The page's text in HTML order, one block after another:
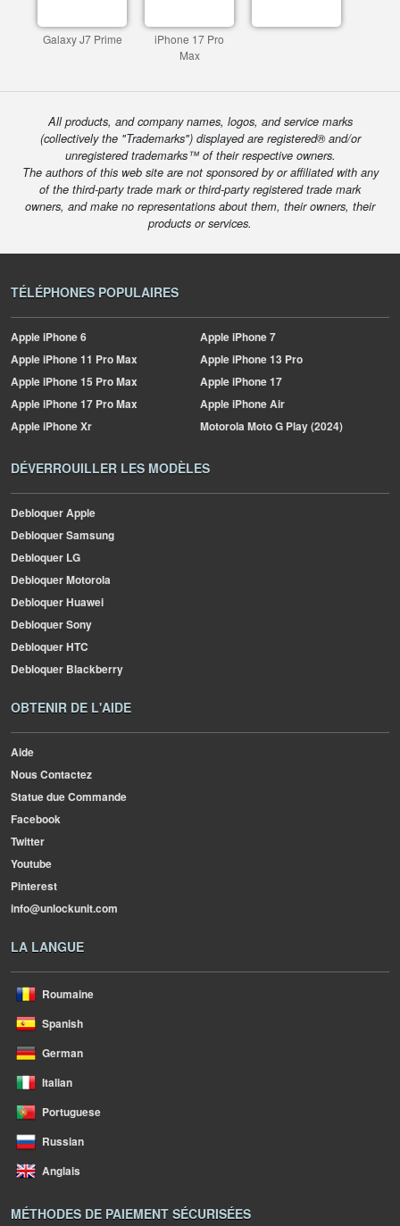
Galaxy J7 Prime
iPhone 17 Pro
Max
All products, and company names, logos, and service marks
(collectively the "Trademarks") displayed are registered® and/or
unregistered trademarks™ of their respective owners.
The authors of this web site are not sponsored by or affiliated with any
of the third-party trade mark or third-party registered trade mark
owners, and make no representations about them, their owners, their
products or services.
TÉLÉPHONES POPULAIRES
AppleiPhone 6 AppleiPhone 7
AppleiPhone 11 Pro Max AppleiPhone 13 Pro
AppleiPhone 15 Pro Max AppleiPhone 17
AppleiPhone 17 Pro Max AppleiPhone Air
AppleiPhone Xr MotorolaMoto G Play (2024)
DÉVERROUILLER LES MODÈLES
Debloquer Apple
Debloquer Samsung
Debloquer LG
Debloquer Motorola
Debloquer Huawei
Debloquer Sony
Debloquer HTC
Debloquer Blackberry
OBTENIR DE L'AIDE
Aide
Nous Contactez
Statue due Commande
Facebook
Twitter
Youtube
Pinterest
info@unlockunit.com
LA LANGUE
Roumaine
Spanish
German
Italian
Portuguese
Russian
Anglais
MÉTHODES DE PAIEMENT SÉCURISÉES